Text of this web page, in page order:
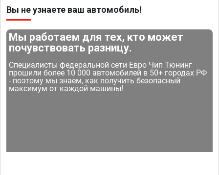
Вы не узнаете ваш автомобиль!
Мы работаем для тех, кто может
почувствовать разницу.
Специалисты федеральной сети Евро Чип Тюнинг
прошили более 10 000 автомобилей в 50+ городах РФ
- поэтому мы знаем, как получить безопасный
максимум от каждой машины!